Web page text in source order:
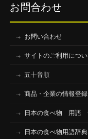
お問合わせ
お問い合わせ
サイトのご利用につ
五十音順
商品・企業の情報登録
日本の食べ物 用語
日本の食べ物用語辞